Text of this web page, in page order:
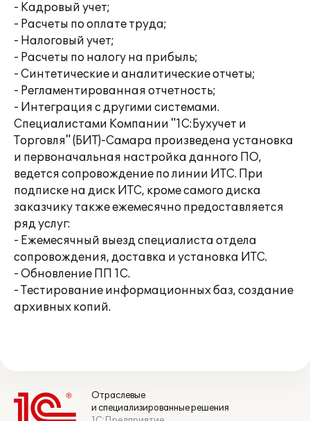
- Кадровый учет;
- Расчеты по оплате труда;
- Налоговый учет;
- Расчеты по налогу на прибыль;
- Синтетические и аналитические отчеты;
- Регламентированная отчетность;
- Интеграция с другими системами.
Специалистами Компании "1С:Бухучет и
Торговля" (БИТ)-Самара произведена установка
и первоначальная настройка данного ПО,
ведется сопровождение по линии ИТС. При
подписке на диск ИТС, кроме самого диска
заказчику также ежемесячно предоставляется
ряд услуг:
- Ежемесячный выезд специалиста отдела
сопровождения, доставка и установка ИТС.
- Обновление ПП 1С.
- Тестирование информационных баз, создание
архивных копий.
Отраслевые
и специализированные решения